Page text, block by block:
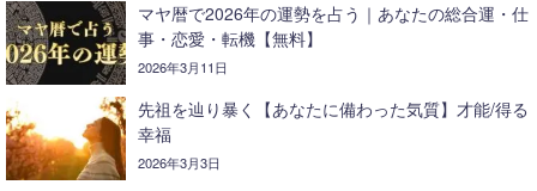
マヤ暦で2026年の運勢を占う｜あなたの総合運・仕
事・恋愛・転機【無料】
2026年3月11日
先祖を辿り暴く【あなたに備わった気質】才能/得る
幸福
2026年3月3日